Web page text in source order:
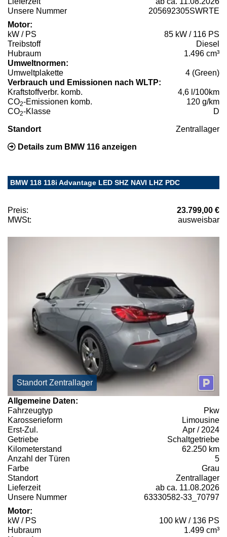
Unsere Nummer
205692305SWRTE
Motor:
kW / PS
85 kW / 116 PS
Treibstoff
Diesel
Hubraum
1.496 cm³
Umweltnormen:
Umweltplakette
4 (Green)
Verbrauch und Emissionen nach WLTP:
Kraftstoffverbr. komb.
4,6 l/100km
CO2-Emissionen komb.
120 g/km
CO2-Klasse D
Standort Zentrallager
Details zum BMW 116 anzeigen
BMW 118 118i Advantage LED SHZ NAVI LHZ PDC
Preis:
23.799,00 €
MWSt:
ausweisbar
Standort Zentrallager
Allgemeine Daten:
Fahrzeugtyp
Pkw
Karosserieform
Limousine
Erst-Zul.
Apr / 2024
Getriebe
Schaltgetriebe
Kilometerstand
62.250 km
Anzahl der Türen
5
Farbe
Grau
Standort
Zentrallager
Lieferzeit
ab ca. 11.08.2026
Unsere Nummer
63330582-33_70797
Motor:
kW / PS
100 kW / 136 PS
Hubraum
1.499 cm³